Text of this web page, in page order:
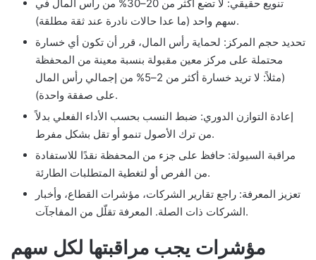
تنويع حقيقي: لا تضع أكثر من 20–30% من رأس المال في
سهم واحد (ما عدا حالات نادرة عند ثقة مطلقة).
تحديد حجم المركز: لحماية رأس المال، قرر أن تكون أي خسارة
محتملة على مركز معين مقبولة بنسبة معينة من المحفظة
(مثلاً: لا تريد خسارة أكثر من 2–5% من إجمالي رأس المال
على صفقة واحدة).
إعادة التوازن الدوري: ضبط النسب بحسب الأداء الفعلي بدلاً
من ترك الأصول تنمو أو تقل بشكل مفرط.
مراقبة السيولة: حافظ على جزء من المحفظة نقدًا للاستفادة
من الفرص أو لتغطية المتطلبات الطارئة.
تعزيز المعرفة: راجع تقارير الشركات، مؤشرات القطاع، وأخبار
الشركات ذات الصلة. المعرفة تقلّل من المفاجآت.
مؤشرات يجب مراقبتها لكل سهم